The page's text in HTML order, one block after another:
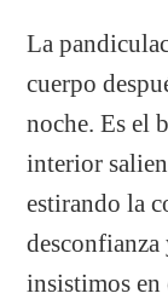
La
cuerpo
noche. Es el
interior
estirando la
insistimos en